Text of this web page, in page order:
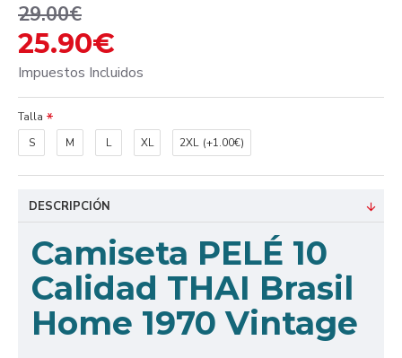
25.90€
29.00€
Impuestos Incluidos
Talla
S
M L XL 2XL (+1.00€)
DESCRIPCIÓN
Camiseta PELÉ 10
Calidad THAI Brasil
Home 1970 Vintage